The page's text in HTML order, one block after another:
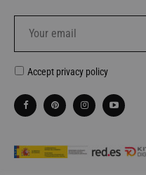
Accept privacy policy